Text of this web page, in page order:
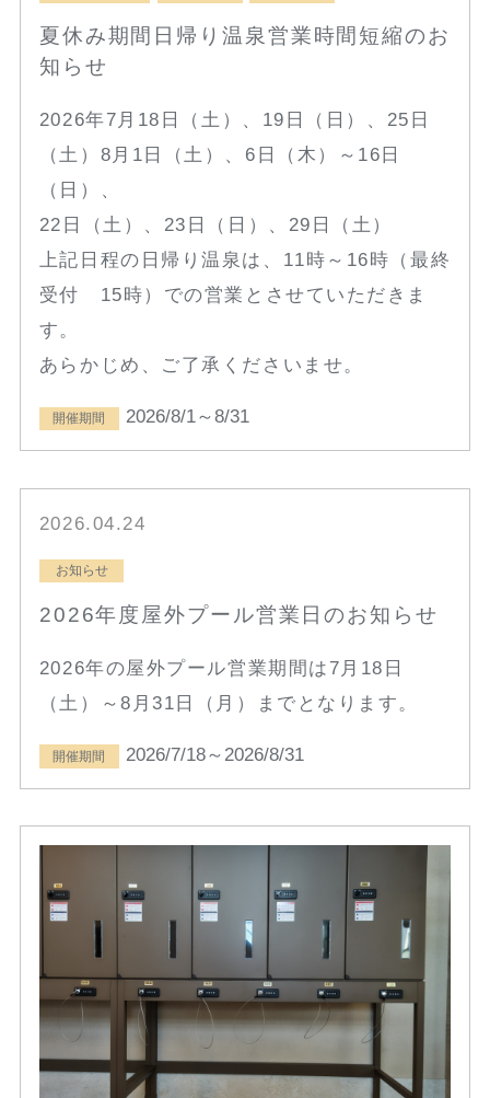
夏休み期間日帰り温泉営業時間短縮のお
知らせ
2026年7月18日（土）、19日（日）、25日
（土）8月1日（土）、6日（木）～16日
（日）、
22日（土）、23日（日）、29日（土）
上記日程の日帰り温泉は、11時～16時（最終
受付 15時）での営業とさせていただきま
す。
あらかじめ、ご了承くださいませ。
開催期間 2026/8/1～8/31
2026.04.24
お知らせ
2026年度屋外プール営業日のお知らせ
2026年の屋外プール営業期間は7月18日
（土）～8月31日（月）までとなります。
開催期間 2026/7/18～2026/8/31